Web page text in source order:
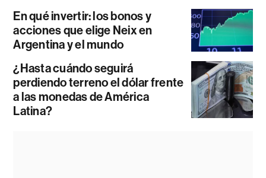
En qué invertir: los bonos y
acciones que elige Neix en
Argentina y el mundo
¿Hasta cuándo seguirá
perdiendo terreno el dólar frente
a las monedas de América
Latina?